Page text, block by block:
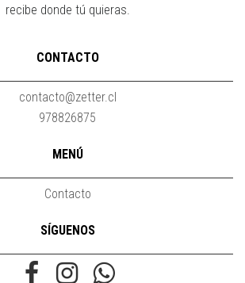
recibe donde tú quieras.
CONTACTO
contacto@zetter.cl
978826875
MENÚ
Contacto
SÍGUENOS